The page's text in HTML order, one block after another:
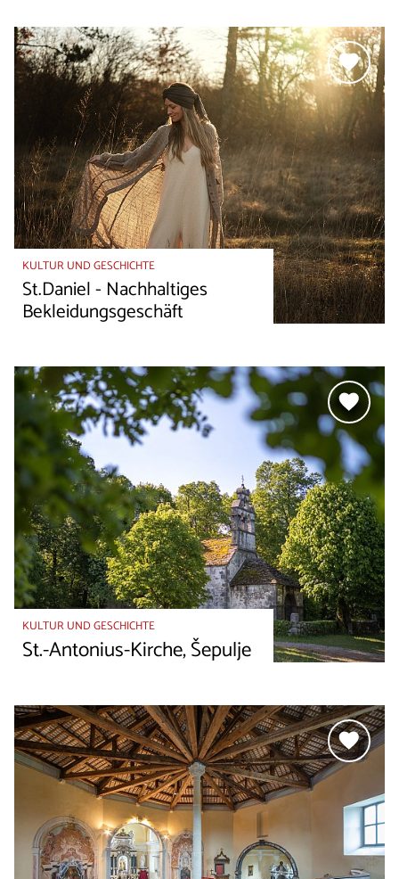
KULTUR UND GESCHICHTE
St.Daniel - Nachhaltiges
Bekleidungsgeschäft
KULTUR UND GESCHICHTE
St.-Antonius-Kirche, Šepulje